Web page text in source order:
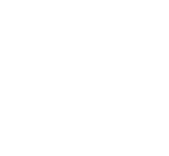
区 (39)
区 (10)
谷区 (21)
区 (13)
ヶ崎市・平塚市 (5)
原市・町田市・大和市・海老
士見市・ふじみ野市 (4)
郡・入間市・秩父市・秩父
市・松戸市 (21)
市・八千代市・佐倉市 (14)